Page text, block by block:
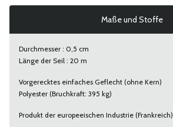
Maße und Stoffe
Durchmesser : 0,5 cm
Länge der Seil : 20 m
Vorgerecktes einfaches Geflecht (ohne Kern)
Polyester (Bruchkraft: 395 kg)
Produkt der europeeischen Industrie (Frankreich)